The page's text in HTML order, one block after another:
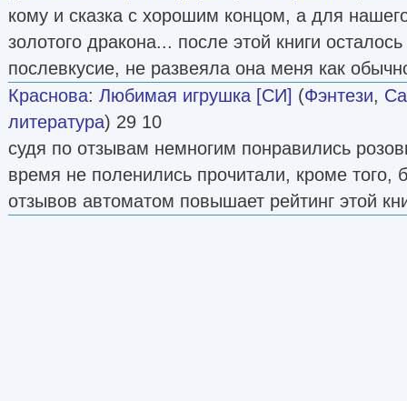
кому и сказка с хорошим концом, а для
золотого дракона... после этой книги
послевкусие, не развеяла она меня как
Краснова: Любимая игрушка [СИ] (Фэнтези,
литература) 29 10
судя по отзывам немногим понравились
время не поленились прочитали, кроме того,
отзывов автоматом повышает рейтинг этой